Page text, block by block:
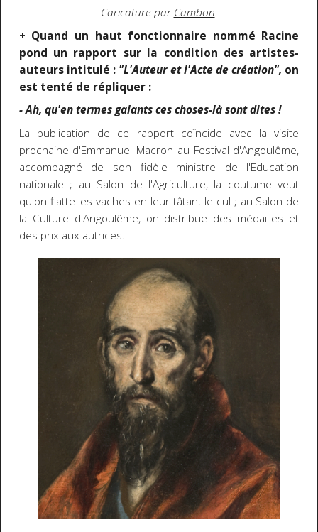
Caricature parCambon.
+ Quand un haut fonctionnaire nommé Racine
pond un rapport sur la condition des artistes-
auteurs intitulé : "L'Auteur et l'Acte de création", on
est tenté de répliquer :
- Ah, qu'en termes galants ces choses-là sont dites !
La publication de ce rapport coïncide avec la visite
prochaine d'Emmanuel Macron au Festival d'Angoulême,
accompagné de son fidèle ministre de l'Education
nationale ; au Salon de l'Agriculture, la coutume veut
qu'on flatte les vaches en leur tâtant le cul ; au Salon de
la Culture d'Angoulême, on distribue des médailles et
des prix aux autrices.